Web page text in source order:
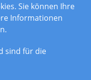
Sie können Ihre
Informationen
sind für die